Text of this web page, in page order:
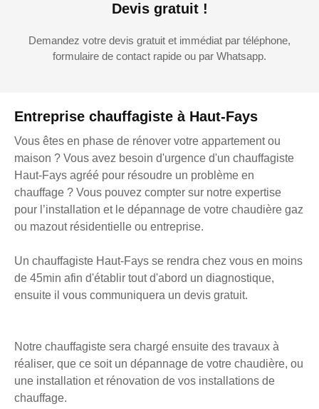
Entreprise chauffagiste à Haut-Fays
Vous êtes en phase de rénover votre appartement ou
maison ? Vous avez besoin d'urgence d'un chauffagiste
Haut-Fays agréé pour résoudre un problème en
chauffage ? Vous pouvez compter sur notre expertise
pour l’installation et le dépannage de votre chaudière gaz
ou mazout résidentielle ou entreprise.
Un chauffagiste Haut-Fays se rendra chez vous en moins
de 45min afin d'établir tout d'abord un diagnostique,
ensuite il vous communiquera un devis gratuit.
Notre chauffagiste sera chargé ensuite des travaux à
réaliser, que ce soit un dépannage de votre chaudière, ou
une installation et rénovation de vos installations de
chauffage.
Devis gratuit !
Demandez votre devis gratuit et immédiat par téléphone,
formulaire de contact rapide ou par Whatsapp.